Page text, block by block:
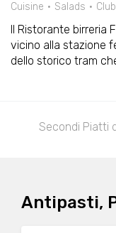
Cuisine
Salads
Il Ristorante birreria
vicino alla stazione
dello storico tram
di Carne
Antipasti,